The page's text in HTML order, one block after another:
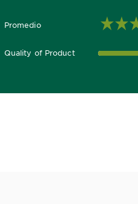
Promedio
5.0 out of 5 stars
Quality of Product
5.0 out of 5 stars